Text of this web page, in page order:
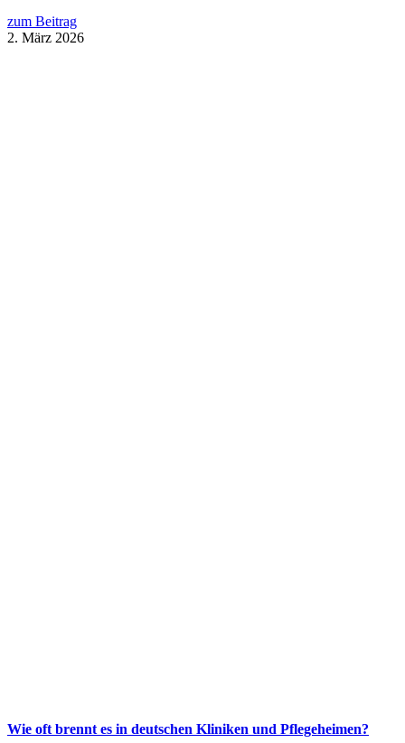
zum Beitrag
2. März 2026
Wie oft brennt es in deutschen Kliniken und Pflegeheimen?